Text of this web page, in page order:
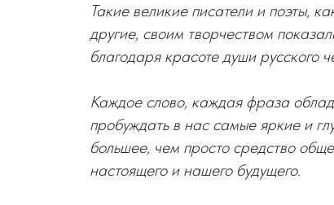
Такие великие писатели и поэты,
другие, своим творчеством
благодаря красоте души русского
Каждое слово, каждая фраза
пробуждать в нас самые яркие и
большее, чем просто средство
настоящего и нашего будущего.